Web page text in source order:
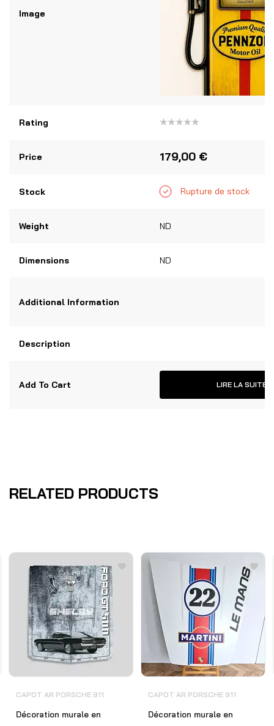
Image
Rating
5
Price 179,00 €
Stock Rupture de stock
Weight ND
Dimensions ND
Additional Information
Description
Add To Cart LIRE LA SUITE
RELATED PRODUCTS
CAPOT AR PORSCHE 911
Décoration murale en
CAPOT AR PORSCHE 911
Décoration murale en